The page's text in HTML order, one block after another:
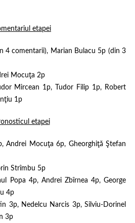
etapei
4 comentarii), Marian Bulacu 5p (din 3
Mocuţa 2p
Mircean 1p, Tudor Filip 1p, Robert
1p
etapei
Andrei Mocuţa 6p, Gheorghiţă Ştefan
Strîmbu 5p
Popa 4p, Andrei Zbîrnea 4p, George
4p
3p, Nedelcu Narcis 3p, Silviu-Dorinel
3p